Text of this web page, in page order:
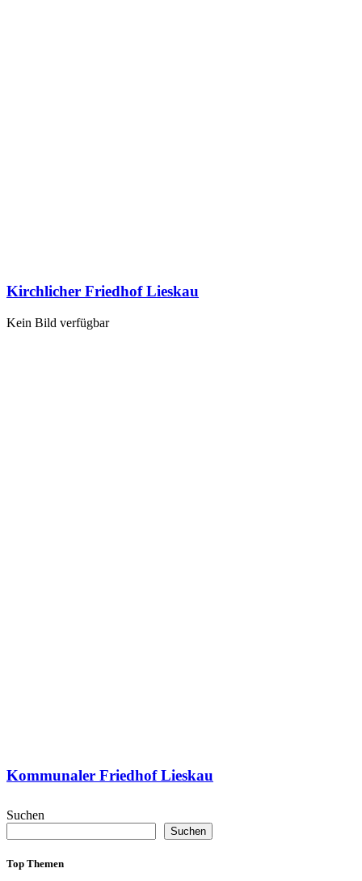
Kirchlicher Friedhof Lieskau
Kein Bild verfügbar
Kommunaler Friedhof Lieskau
Suchen
Suchen
Top Themen